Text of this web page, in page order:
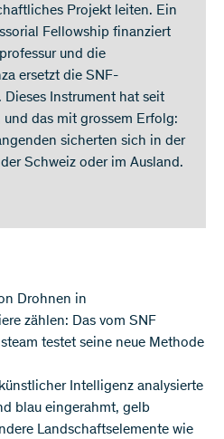
Projekt leiten. Ein
Fellowship finanziert
und die
ersetzt die SNF-
Dieses Instrument hat seit
das mit grossem Erfolg:
sicherten sich in der
Schweiz oder im Ausland.
Drohnen in
zählen: Das vom SNF
testet seine neue Methode
Intelligenz analysierte
blau eingerahmt, gelb
Landschaftselemente wie